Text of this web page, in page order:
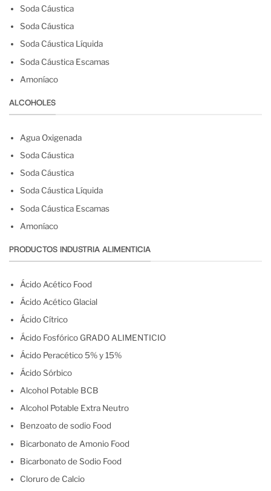
Soda Cáustica
Soda Cáustica
Soda Cáustica Líquida
Soda Cáustica Escamas
Amoníaco
ALCOHOLES
Agua Oxigenada
Soda Cáustica
Soda Cáustica
Soda Cáustica Líquida
Soda Cáustica Escamas
Amoníaco
PRODUCTOS INDUSTRIA ALIMENTICIA
Ácido Acético Food
Ácido Acético Glacial
Ácido Cítrico
Ácido Fosfórico GRADO ALIMENTICIO
Ácido Peracético 5% y 15%
Ácido Sórbico
Alcohol Potable BCB
Alcohol Potable Extra Neutro
Benzoato de sodio Food
Bicarbonato de Amonio Food
Bicarbonato de Sodio Food
Cloruro de Calcio